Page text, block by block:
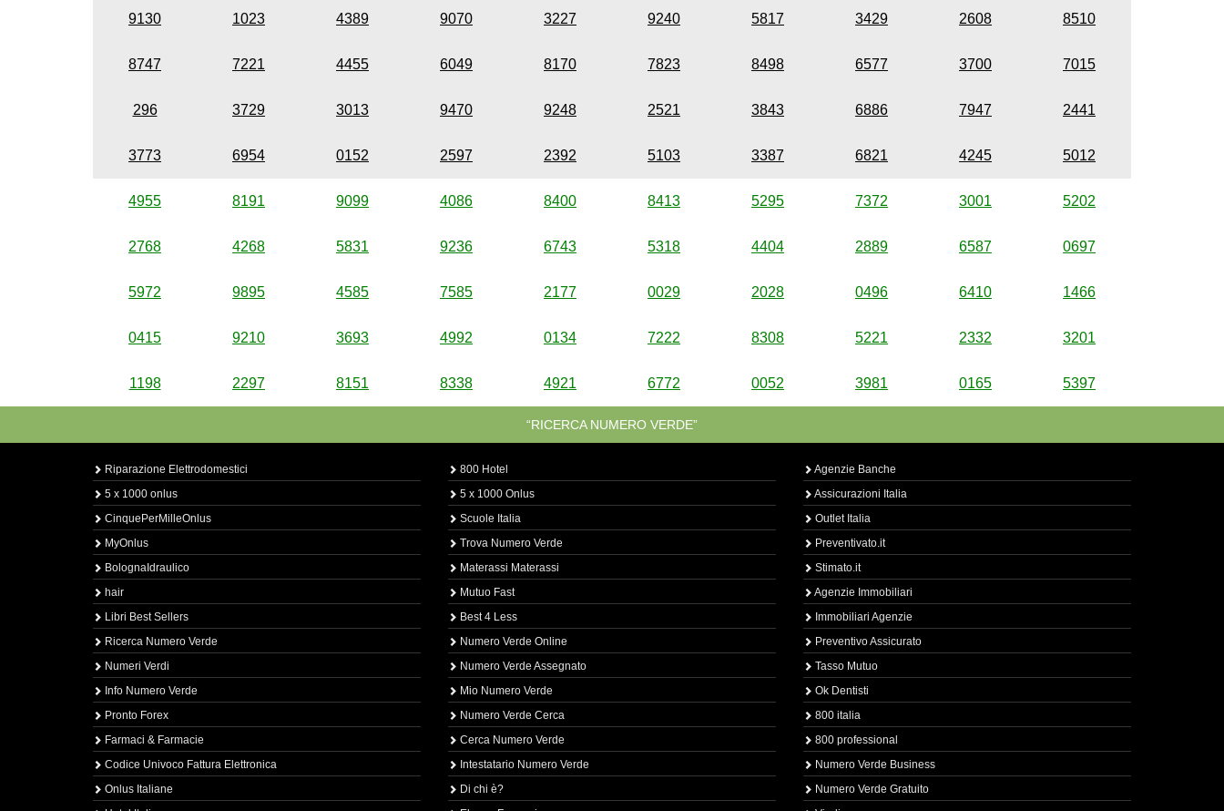
9130 1023 4389 9070 3227 9240 5817 3429 2608 8510
8747 7221 4455 6049 8170 7823 8498 6577 3700 7015
296 3729 3013 9470 9248 2521 3843 6886 7947 2441
3773 6954 0152 2597 2392 5103 3387 6821 4245 5012
4955 8191 9099 4086 8400 8413 5295 7372 3001 5202
2768 4268 5831 9236 6743 5318 4404 2889 6587 0697
5972 9895 4585 7585 2177 0029 2028 0496 6410 1466
0415 9210 3693 4992 0134 7222 8308 5221 2332 3201
1198 2297 8151 8338 4921 6772 0052 3981 0165 5397
“RICERCA NUMERO VERDE”
Riparazione Elettrodomestici
5 x 1000 onlus
CinquePerMilleOnlus
MyOnlus
BolognaIdraulico
hair
Libri Best Sellers
Ricerca Numero Verde
Numeri Verdi
Info Numero Verde
Pronto Forex
Farmaci & Farmacie
Codice Univoco Fattura Elettronica
Onlus Italiane
800 Hotel
5 x 1000 Onlus
Scuole Italia
Trova Numero Verde
Materassi Materassi
Mutuo Fast
Best 4 Less
Numero Verde Online
Numero Verde Assegnato
Mio Numero Verde
Numero Verde Cerca
Cerca Numero Verde
Intestatario Numero Verde
Di chi è?
Agenzie Banche
Assicurazioni Italia
Outlet Italia
Preventivato.it
Stimato.it
Agenzie Immobiliari
Immobiliari Agenzie
Preventivo Assicurato
Tasso Mutuo
Ok Dentisti
800 italia
800 professional
Numero Verde Business
Numero Verde Gratuito